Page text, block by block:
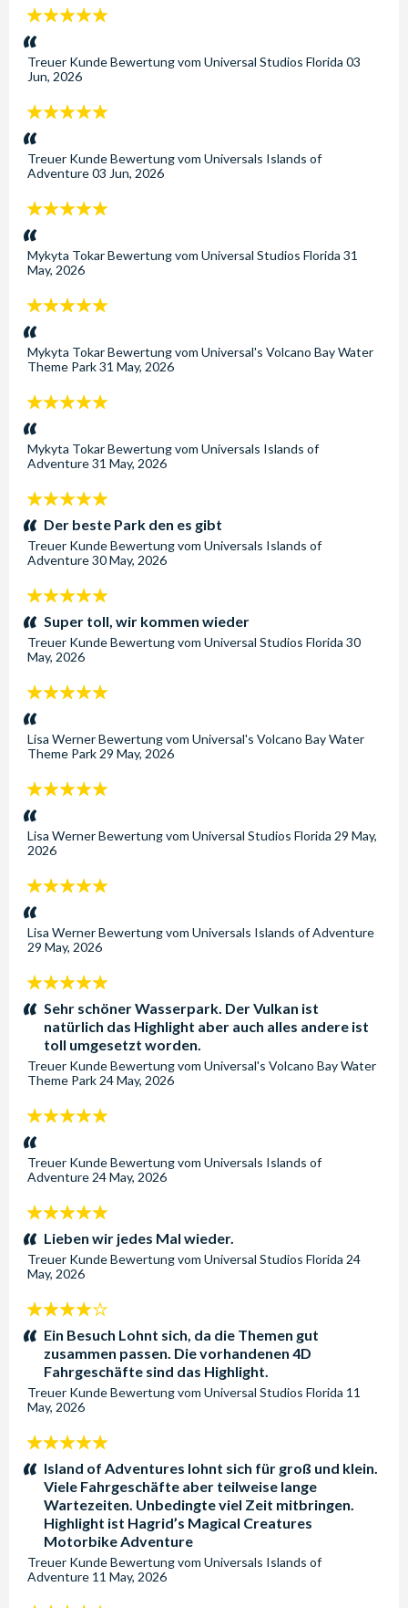
5
Sterne:
Treuer KundeBewertung vom Universal Studios Florida 03
Jun, 2026
5
Sterne:
Treuer KundeBewertung vom Universals Islands of
Adventure03 Jun, 2026
5
Sterne:
Mykyta TokarBewertung vom Universal Studios Florida 31
May, 2026
5
Sterne:
Mykyta TokarBewertung vom Universal's Volcano Bay Water
Theme Park31 May, 2026
5
Sterne:
Mykyta TokarBewertung vom Universals Islands of
Adventure31 May, 2026
5
Sterne:Der beste Park den es gibt
Treuer KundeBewertung vom Universals Islands of
Adventure30 May, 2026
5
Sterne:Super toll, wir kommen wieder
Treuer KundeBewertung vom Universal Studios Florida 30
May, 2026
5
Sterne:
Lisa WernerBewertung vom Universal's Volcano Bay Water
Theme Park 29 May, 2026
5
Sterne:
Lisa WernerBewertung vom Universal Studios Florida 29 May,
2026
5
Sterne:
Lisa WernerBewertung vom Universals Islands of Adventure
29 May, 2026
5
Sterne:Sehr schöner Wasserpark. Der Vulkan ist
natürlich das Highlight aber auch alles andere ist
toll umgesetzt worden.
Treuer KundeBewertung vom Universal's Volcano Bay Water
Theme Park 24 May, 2026
5
Sterne:
Treuer KundeBewertung vom Universals Islands of
Adventure 24 May, 2026
5
Sterne:
Lieben wir jedes Mal wieder.
Treuer KundeBewertung vom Universal Studios Florida 24
May, 2026
4
Sterne:
Ein Besuch Lohnt sich, da die Themen gut
zusammen passen. Die vorhandenen 4D
Fahrgeschäfte sind das Highlight.
Treuer KundeBewertung vom Universal Studios Florida 11
May, 2026
5
Sterne:Island of Adventures lohnt sich für groß und klein.
Viele Fahrgeschäfte aber teilweise lange
Wartezeiten. Unbedingte viel Zeit mitbringen.
Highlight ist Hagrid’s Magical Creatures
Motorbike Adventure
Treuer KundeBewertung vom Universals Islands of
Adventure 11 May, 2026